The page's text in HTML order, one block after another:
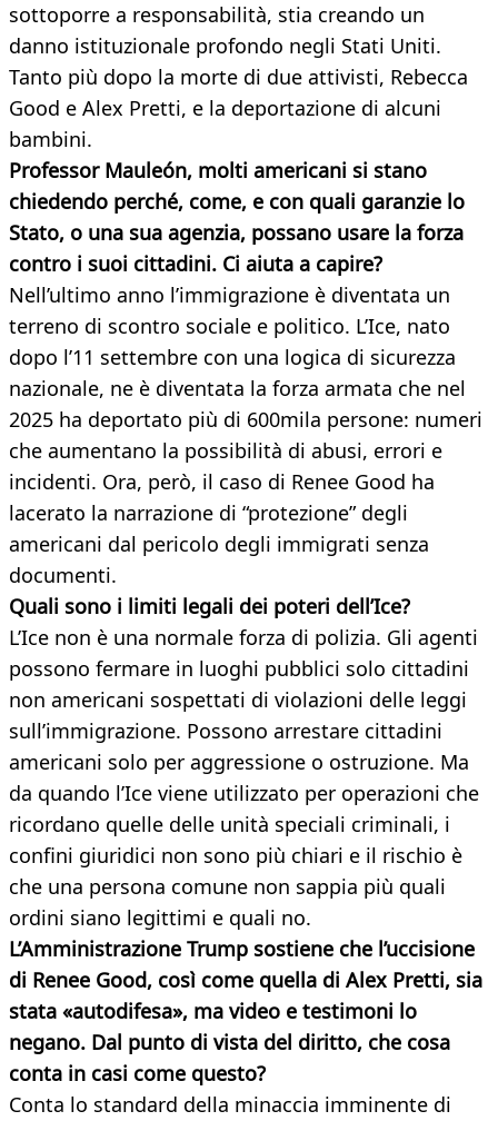
sottoporre a responsabilità, stia creando un
danno istituzionale profondo negli Stati Uniti.
Tanto più dopo la morte di due attivisti, Rebecca
Good e Alex Pretti, e la deportazione di alcuni
bambini.
Professor Mauleón, molti americani si stano
chiedendo perché, come, e con quali garanzie lo
Stato, o una sua agenzia, possano usare la forza
contro i suoi cittadini. Ci aiuta a capire?
Nell’ultimo anno l’immigrazione è diventata un
terreno di scontro sociale e politico. L’Ice, nato
dopo l’11 settembre con una logica di sicurezza
nazionale, ne è diventata la forza armata che nel
2025 ha deportato più di 600mila persone: numeri
che aumentano la possibilità di abusi, errori e
incidenti. Ora, però, il caso di Renee Good ha
lacerato la narrazione di “protezione” degli
americani dal pericolo degli immigrati senza
documenti.
Quali sono i limiti legali dei poteri dell’Ice?
L’Ice non è una normale forza di polizia. Gli agenti
possono fermare in luoghi pubblici solo cittadini
non americani sospettati di violazioni delle leggi
sull’immigrazione. Possono arrestare cittadini
americani solo per aggressione o ostruzione. Ma
da quando l’Ice viene utilizzato per operazioni che
ricordano quelle delle unità speciali criminali, i
confini giuridici non sono più chiari e il rischio è
che una persona comune non sappia più quali
ordini siano legittimi e quali no.
L’Amministrazione Trump sostiene che l’uccisione
di Renee Good, così come quella di Alex Pretti, sia
stata «autodifesa», ma video e testimoni lo
negano. Dal punto di vista del diritto, che cosa
conta in casi come questo?
Conta lo standard della minaccia imminente di